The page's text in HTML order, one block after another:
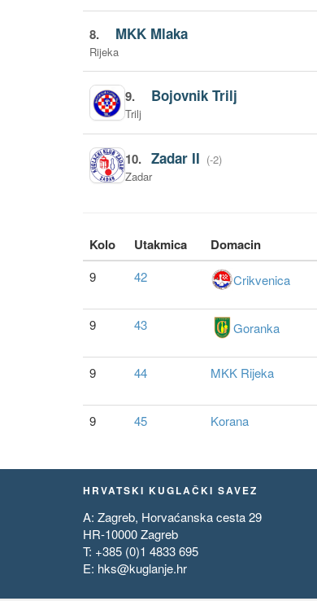
8. MKK Mlaka
Rijeka
9. Bojovnik Trilj
Trilj
10. Zadar II (-2)
Zadar
Kolo Utakmica Domacin
9 42 Crikvenica
9 43 Goranka
9 44 MKK Rijeka
9 45 Korana
HRVATSKI KUGLAČKI SAVEZ
A: Zagreb, Horvaćanska cesta 29
HR-10000 Zagreb
T: +385 (0)1 4833 695
E: hks@kuglanje.hr